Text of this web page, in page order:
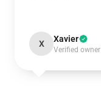
X Xavier
Verified owner